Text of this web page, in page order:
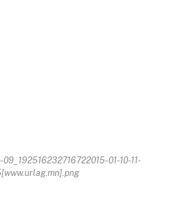
01-10-11-